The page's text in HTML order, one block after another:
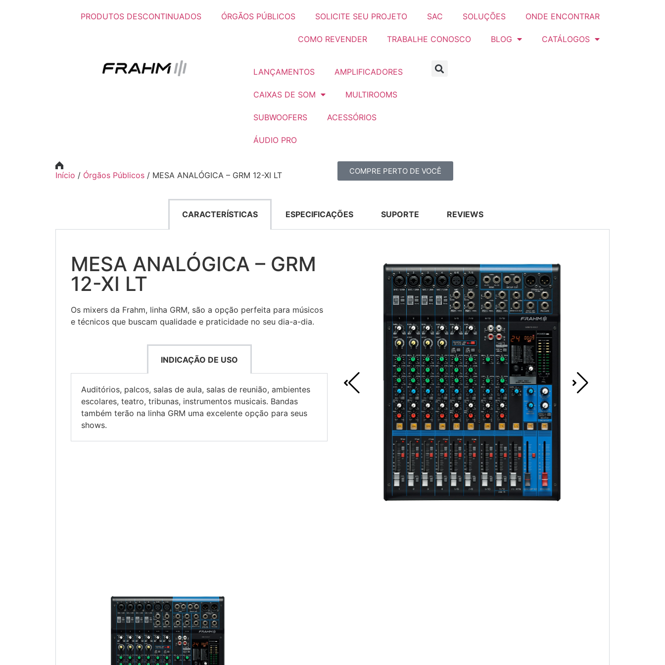
PRODUTOS DESCONTINUADOS ÓRGÃOS PÚBLICOS SOLICITE SEU PROJETO SAC SOLUÇÕES ONDE ENCONTRAR
COMO REVENDER TRABALHE CONOSCO BLOG CATÁLOGOS
LANÇAMENTOS AMPLIFICADORES
CAIXAS DE SOM MULTIROOMS
SUBWOOFERS ACESSÓRIOS
ÁUDIO PRO
Início / Órgãos Públicos / MESA ANALÓGICA – GRM 12-XI LT COMPRE PERTO DE VOCÊ
CARACTERÍSTICAS ESPECIFICAÇÕES SUPORTE REVIEWS
MESA ANALÓGICA – GRM
12-XI LT
Os mixers da Frahm, linha GRM, são a opção perfeita para músicos
e técnicos que buscam qualidade e praticidade no seu dia-a-dia.
INDICAÇÃO DE USO
Auditórios, palcos, salas de aula, salas de reunião, ambientes
escolares, teatro, tribunas, instrumentos musicais. Bandas
também terão na linha GRM uma excelente opção para seus
shows.